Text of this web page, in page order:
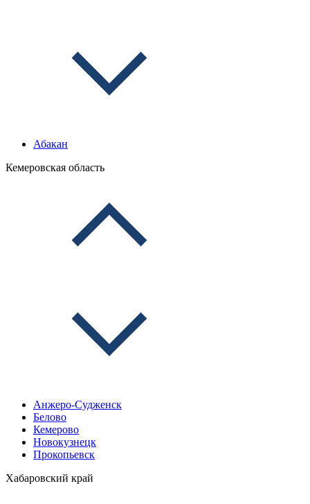
Абакан
Кемеровская область
Анжеро-Судженск
Белово
Кемерово
Новокузнецк
Прокопьевск
Хабаровский край